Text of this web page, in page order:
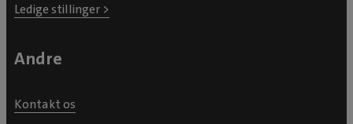
Ledige stillinger >
Andre
Kontakt os